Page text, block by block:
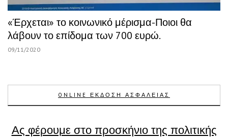
«Έρχεται» το κοινωνικό μέρισμα-Ποιοι θα
λάβουν το επίδομα των 700 ευρώ.
09/11/2020
ONLINE ΕΚΔΟΣΗ ΑΣΦΑΛΕΙΑΣ
Ας φέρουμε στο προσκήνιο της πολιτικής